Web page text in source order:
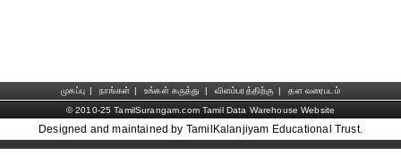
முகப்பு | நாங்கள் | உங்கள் கருத்து | விளம்பரத்திற்கு |
தள வரைபடம்
© 2010-25 TamilSurangam.com Tamil Data Warehouse Website
Designed and maintained by TamilKalanjiyam Educational Trust.